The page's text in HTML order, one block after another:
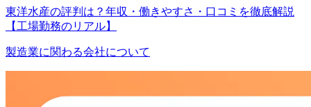
東洋水産の評判は？年収・働きやすさ・口コミを徹底解説
【工場勤務のリアル】
製造業に関わる会社について